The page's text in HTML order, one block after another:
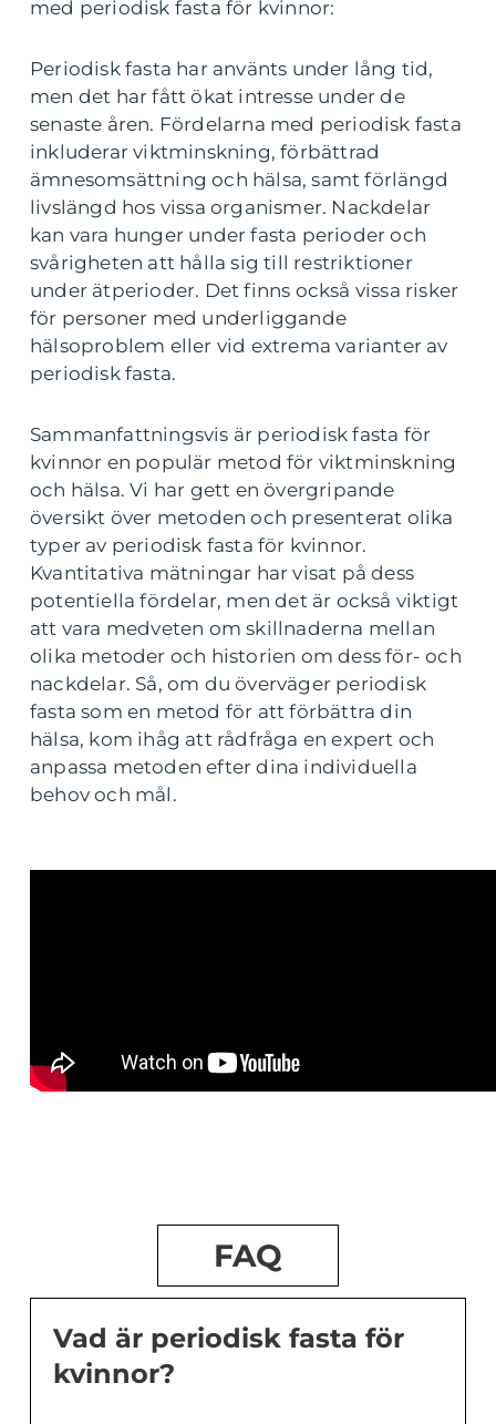
med periodisk fasta för kvinnor:
Periodisk fasta har använts under lång tid,
men det har fått ökat intresse under de
senaste åren. Fördelarna med periodisk fasta
inkluderar viktminskning, förbättrad
ämnesomsättning och hälsa, samt förlängd
livslängd hos vissa organismer. Nackdelar
kan vara hunger under fasta perioder och
svårigheten att hålla sig till restriktioner
under ätperioder. Det finns också vissa risker
för personer med underliggande
hälsoproblem eller vid extrema varianter av
periodisk fasta.
Sammanfattningsvis är periodisk fasta för
kvinnor en populär metod för viktminskning
och hälsa. Vi har gett en övergripande
översikt över metoden och presenterat olika
typer av periodisk fasta för kvinnor.
Kvantitativa mätningar har visat på dess
potentiella fördelar, men det är också viktigt
att vara medveten om skillnaderna mellan
olika metoder och historien om dess för- och
nackdelar. Så, om du överväger periodisk
fasta som en metod för att förbättra din
hälsa, kom ihåg att rådfråga en expert och
anpassa metoden efter dina individuella
behov och mål.
FAQ
Vad är periodisk fasta för
kvinnor?